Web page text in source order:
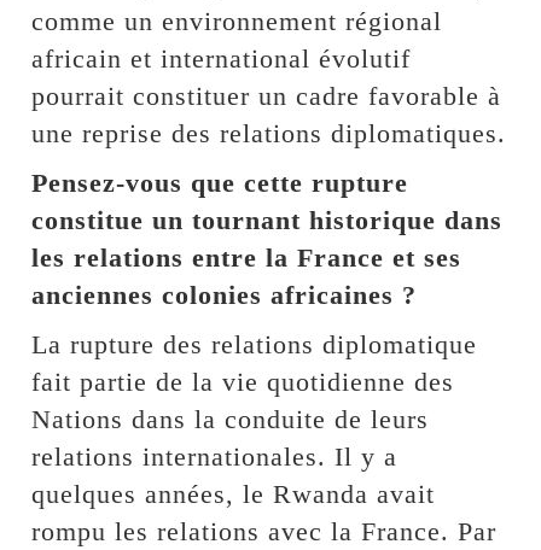
comme un environnement régional
africain et international évolutif
pourrait constituer un cadre favorable à
une reprise des relations diplomatiques.
Pensez-vous que cette rupture
constitue un tournant historique dans
les relations entre la France et ses
anciennes colonies africaines ?
La rupture des relations diplomatique
fait partie de la vie quotidienne des
Nations dans la conduite de leurs
relations internationales. Il y a
quelques années, le Rwanda avait
rompu les relations avec la France. Par